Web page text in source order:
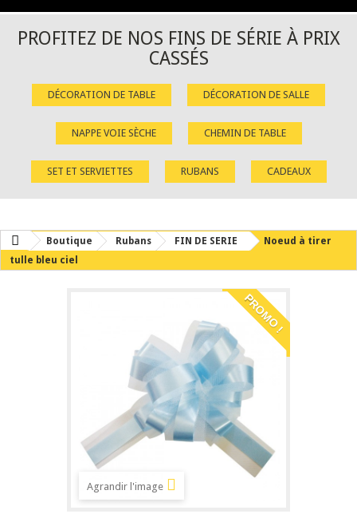
PROFITEZ DE NOS FINS DE SÉRIE À PRIX
CASSÉS
DÉCORATION DE TABLE DÉCORATION DE SALLE
NAPPE VOIE SÈCHE CHEMIN DE TABLE
SET ET SERVIETTES RUBANS CADEAUX
Boutique Rubans FIN DE SERIE
Noeud à tirer
tulle bleu ciel
PROMO !
Agrandir l'image